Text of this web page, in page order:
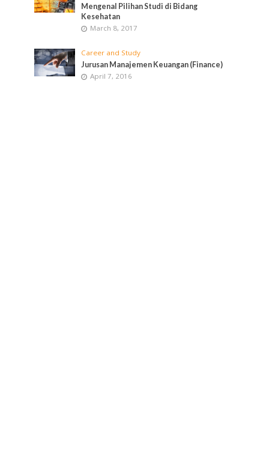
Mengenal Pilihan Studi di Bidang
Kesehatan
March 8, 2017
Career and Study
Jurusan Manajemen Keuangan (Finance)
April 7, 2016